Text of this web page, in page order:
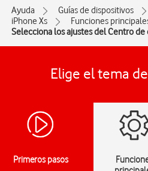
Ayuda Guías de dispositivos
iPhone Xs
Funciones
Selecciona los ajustes del Centro
Elige el tema
Primeros pasos